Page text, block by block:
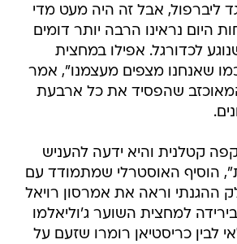
ליברפול, אבל זה היה מעט מדי
היום נראינו הרבה יותר דומים
לכדורגל. אפילו במחצית
שאנחנו מצפים מעצמנו", אמר
שהפסיד את כל ארבעת
קטלנית והיא ידעה להעניש
הוסיף האוסטרלי שמתמודד עם
ההגנתי וראה את אמרסון רויאל
למחצית השוער ג'וליאלמו
לבין כריסטיאן רומרו שזעם על